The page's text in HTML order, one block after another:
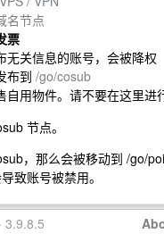
名节点
票
无关信息的账号，会被降权
布到 /go/cosub
用物件。请不要在这里进
节点。
，那么会被移动到 /go/
致账号被禁用。
3.9.8.5